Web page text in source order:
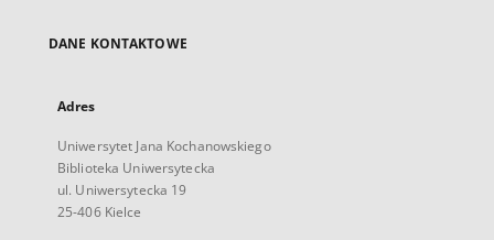
DANE KONTAKTOWE
Adres
Uniwersytet Jana Kochanowskiego
Biblioteka Uniwersytecka
ul. Uniwersytecka 19
25-406 Kielce